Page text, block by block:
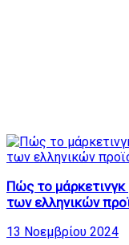
Πώς το
των ελληνικών
13 Νοεμβρίου 2024